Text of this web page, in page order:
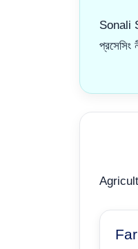
Sonali
প্রসেসিং